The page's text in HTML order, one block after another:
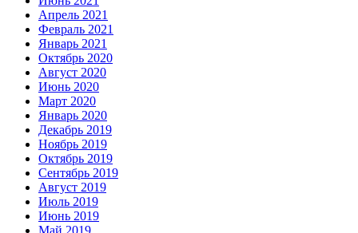
Апрель 2021
Февраль 2021
Январь 2021
Октябрь 2020
Август 2020
Июнь 2020
Март 2020
Январь 2020
Декабрь 2019
Ноябрь 2019
Октябрь 2019
Сентябрь 2019
Август 2019
Июль 2019
Июнь 2019
Май 2019